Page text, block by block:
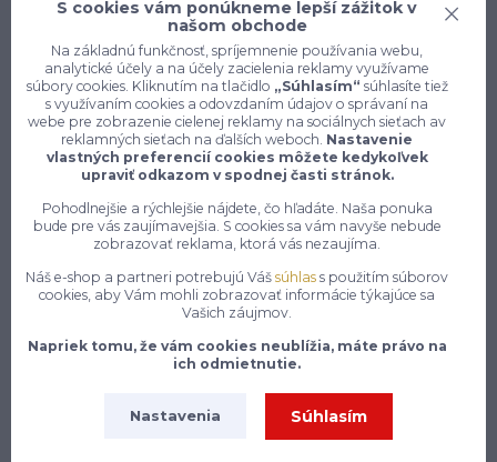
Konečne e-shop, kde nemusíte
vyberať medzi kvalitou a cenou,
pracovné aj voľnočasové oblečenie
pre mužov a ženy na jednom mieste,
7 z 10 zákazníkov si objedná znovu do 30 dní —
zistite, čo je na našich pracovných odevoch a
obuvi tak návykového
Na našom e-shope enytex.sk sa môžeš tešiť na skutočne
oblečenia, ktorý pokrýva potreby pracovníkov naprieč
logistike alebo v akomkoľvek inom obore, nájdeš u nás
S cookies vám ponúkneme lepší zážitok v
našom obchode
Na základnú funkčnosť, spríjemnenie používania webu,
analytické účely a na účely zacielenia reklamy využívame
súbory cookies. Kliknutím na tlačidlo „Súhlasím“ súhlasíte tiež
s využívaním cookies a odovzdaním údajov o správaní na
webe pre zobrazenie cielenej reklamy na sociálnych sieťach av
reklamných sieťach na ďalších weboch. Nastavenie
vlastných preferencií cookies môžete kedykoľvek
upraviť odkazom v spodnej časti stránok.
Pohodlnejšie a rýchlejšie nájdete, čo hľadáte. Naša ponuka
bude pre vás zaujímavejšia. S cookies sa vám navyše nebude
zobrazovať reklama, ktorá vás nezaujíma.
Náš e-shop a partneri potrebujú Vášsúhlas s použitím súborov
cookies, aby Vám mohli zobrazovať informácie týkajúce sa
Vašich záujmov.
Napriek tomu, že vám cookies neublížia, máte právo na
ich odmietnutie.
Nastavenia Súhlasím